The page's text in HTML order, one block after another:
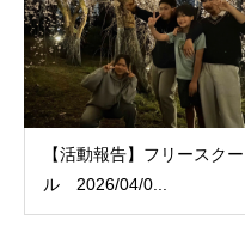
【活動報告】フリースクー
ル 2026/04/0...